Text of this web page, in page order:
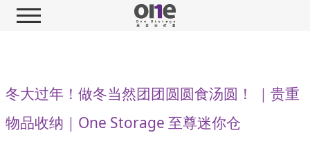
冬大过年！做冬当然团团圆圆食汤圆！ ｜贵重
物品收纳｜One Storage 至尊迷你仓